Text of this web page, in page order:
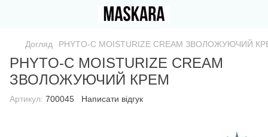
Догляд PHYTО-C MOISTURIZE CREAM ЗВОЛОЖУЮЧИЙ
PHYTО-C MOISTURIZE CREAM
ЗВОЛОЖУЮЧИЙ КРЕМ
Артикул: 700045 Написати відгук